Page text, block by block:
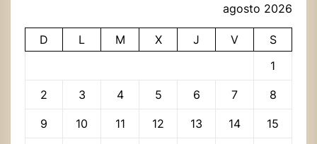
agosto 2026
D L M X J V
S
1
2 3 4 5 6 7 8
9 10 11 12 13 14 15